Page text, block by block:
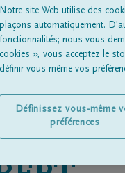
Notre site Web utilise des
plaçons automatiquement.
fonctionnalités; nous vous
cookies », vous acceptez le
définir vous-même vos
Définissez vous-même
préférences